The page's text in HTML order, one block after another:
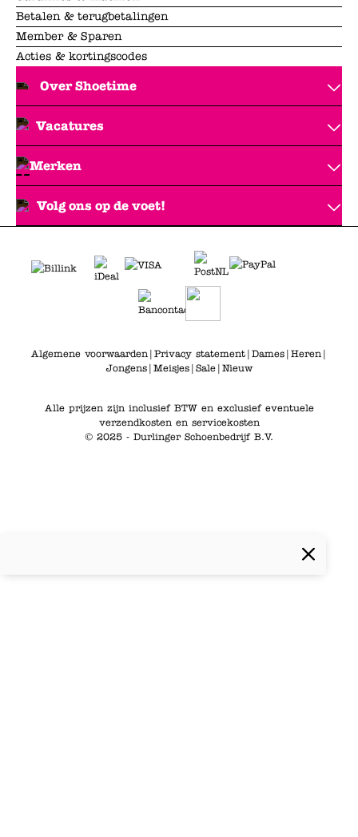
Betalen & terugbetalingen
Member & Sparen
Acties & kortingscodes
Over Shoetime
Vacatures
Merken
Volg ons op de voet!
Algemene voorwaarden| Privacy statement| Dames| Heren|
Jongens| Meisjes| Sale| Nieuw
Alle prijzen zijn inclusief BTW en exclusief eventuele
verzendkosten en servicekosten
© 2025 - Durlinger Schoenbedrijf B.V.